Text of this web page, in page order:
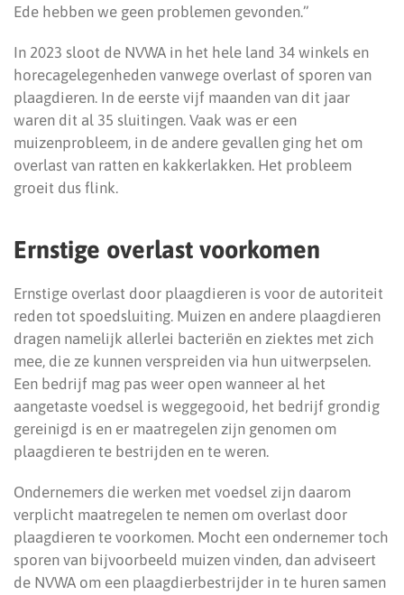
Ede hebben we geen problemen gevonden.”
In 2023 sloot de NVWA in het hele land 34 winkels en
horecagelegenheden vanwege overlast of sporen van
plaagdieren. In de eerste vijf maanden van dit jaar
waren dit al 35 sluitingen. Vaak was er een
muizenprobleem, in de andere gevallen ging het om
overlast van ratten en kakkerlakken. Het probleem
groeit dus flink.
Ernstige overlast voorkomen
Ernstige overlast door plaagdieren is voor de autoriteit
reden tot spoedsluiting. Muizen en andere plaagdieren
dragen namelijk allerlei bacteriën en ziektes met zich
mee, die ze kunnen verspreiden via hun uitwerpselen.
Een bedrijf mag pas weer open wanneer al het
aangetaste voedsel is weggegooid, het bedrijf grondig
gereinigd is en er maatregelen zijn genomen om
plaagdieren te bestrijden en te weren.
Ondernemers die werken met voedsel zijn daarom
verplicht maatregelen te nemen om overlast door
plaagdieren te voorkomen. Mocht een ondernemer toch
sporen van bijvoorbeeld muizen vinden, dan adviseert
de NVWA om een plaagdierbestrijder in te huren samen